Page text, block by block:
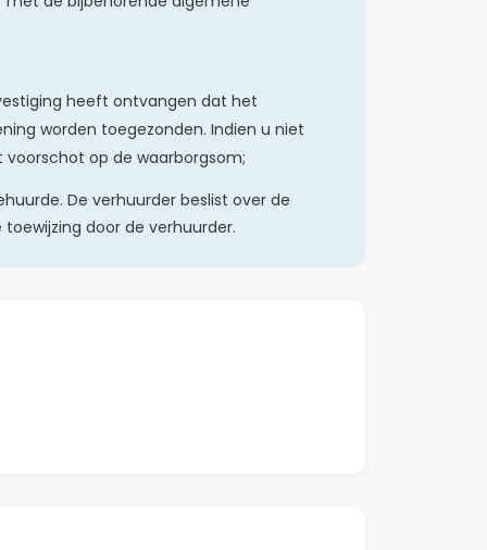
heeft ontvangen dat het
worden toegezonden. Indien u niet
op de waarborgsom;
De verhuurder beslist over de
door de verhuurder.